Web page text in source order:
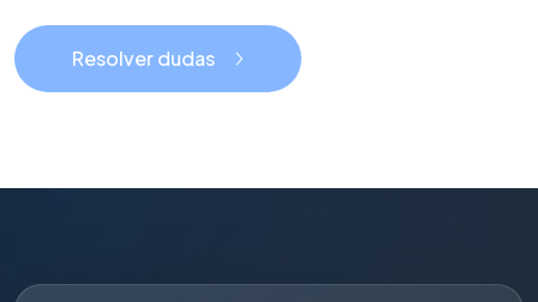
Resolver dudas